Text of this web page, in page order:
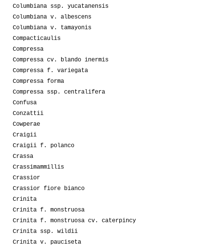
Columbiana ssp. yucatanensis
Columbiana v. albescens
Columbiana v. tamayonis
Compacticaulis
Compressa
Compressa cv. blando inermis
Compressa f. variegata
Compressa forma
Compressa ssp. centralifera
Confusa
Conzattii
Cowperae
Craigii
Craigii f. polanco
Crassa
Crassimammillis
Crassior
Crassior fiore bianco
Crinita
Crinita f. monstruosa
Crinita f. monstruosa cv. caterpincy
Crinita ssp. wildii
Crinita v. pauciseta